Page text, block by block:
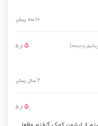
10 ماه پیش
و میمه) 5 از 5
2 سال پیش
5 از 5